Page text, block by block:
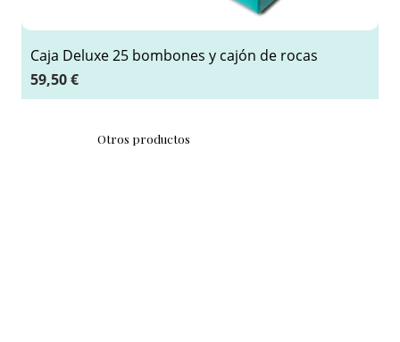
Caja Deluxe 25 bombones y cajón de rocas
Precio
59,50 €
Otros productos